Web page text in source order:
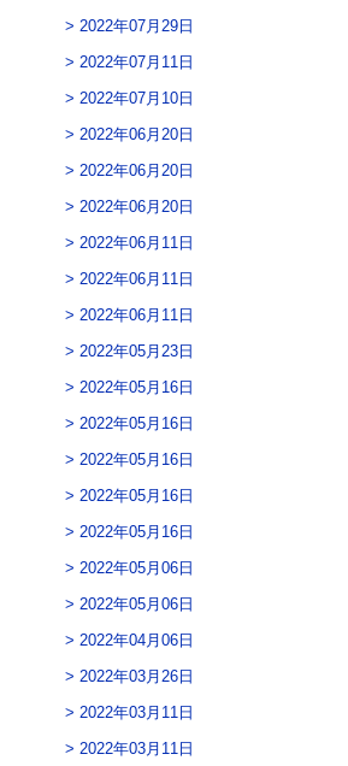
2022年07月29日
2022年07月11日
2022年07月10日
2022年06月20日
2022年06月20日
2022年06月20日
2022年06月11日
2022年06月11日
2022年06月11日
2022年05月23日
2022年05月16日
2022年05月16日
2022年05月16日
2022年05月16日
2022年05月16日
2022年05月06日
2022年05月06日
2022年04月06日
2022年03月26日
2022年03月11日
2022年03月11日